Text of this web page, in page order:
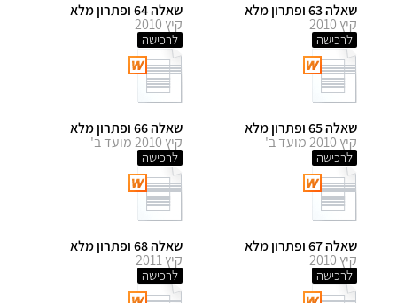
שאלה 63 ופתרון מלא
קיץ 2010
לרכישה
שאלה 64 ופתרון מלא
קיץ 2010
לרכישה
שאלה 65 ופתרון מלא
קיץ 2010 מועד ב'
לרכישה
שאלה 66 ופתרון מלא
קיץ 2010 מועד ב'
לרכישה
שאלה 67 ופתרון מלא
קיץ 2010
לרכישה
שאלה 68 ופתרון מלא
קיץ 2011
לרכישה